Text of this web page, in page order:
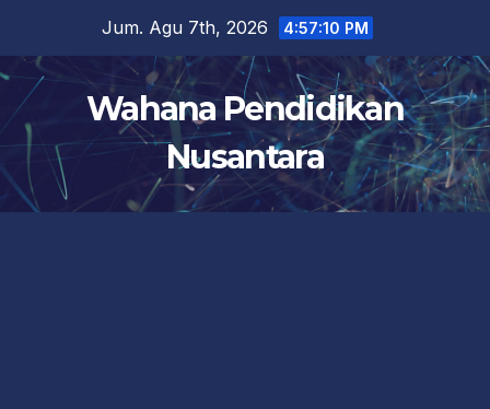
content
Jum. Agu 7th, 2026 4:57:11 PM
Wahana Pendidikan
Nusantara